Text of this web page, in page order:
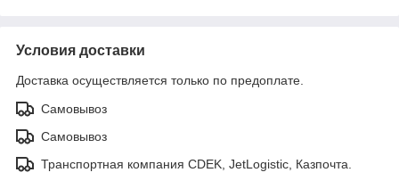
Условия доставки
Доставка осуществляется только по предоплате.
Самовывоз
Самовывоз
Транспортная компания CDEK, JetLogistic, Казпочта.